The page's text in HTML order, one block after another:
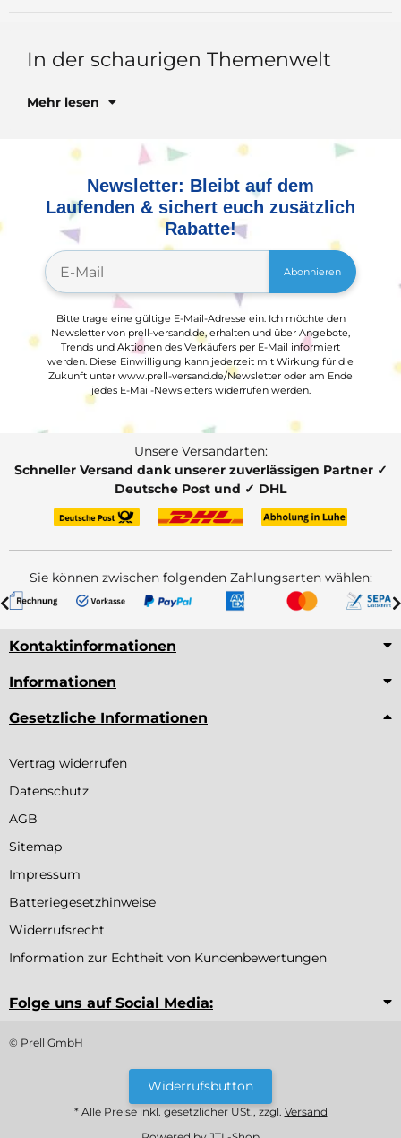
Mehr lesen
Newsletter: Bleibt auf dem
Laufenden & sichert euch zusätzlich
Rabatte!
Abonnieren
Bitte trage eine gültige E-Mail-Adresse ein. Ich möchte den
Newsletter von prell-versand.de, erhalten und über Angebote,
Trends und Aktionen des Verkäufers per E-Mail informiert
werden. Diese Einwilligung kann jederzeit mit Wirkung für die
Zukunft unter www.prell-versand.de/Newsletter oder am Ende
jedes E-Mail-Newsletters widerrufen werden.
Unsere Versandarten:
Schneller Versand dank unserer zuverlässigen Partner ✓
Deutsche Post und ✓ DHL
Sie können zwischen folgenden Zahlungsarten wählen:
Kontaktinformationen
Informationen
Gesetzliche Informationen
Vertrag widerrufen
Datenschutz
AGB
Sitemap
Impressum
Batteriegesetzhinweise
Widerrufsrecht
Information zur Echtheit von Kundenbewertungen
Folge uns auf Social Media:
© Prell GmbH
Widerrufsbutton
* Alle Preise inkl. gesetzlicher USt., zzgl. Versand